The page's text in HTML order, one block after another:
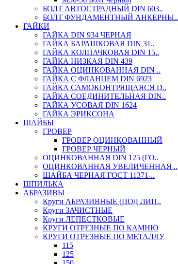
БОЛТ АВТОСТРАДНЫЙ DIN 603..
БОЛТ ФУНДАМЕНТНЫЙ АНКЕРНЫ..
ГАЙКИ
ГАЙКА DIN 934 ЧЕРНАЯ
ГАЙКА БАРАШКОВАЯ DIN 31..
ГАЙКА КОЛПАЧКОВАЯ DIN 15..
ГАЙКА НИЗКАЯ DIN 439
ГАЙКА ОЦИНКОВАННАЯ DIN ..
ГАЙКА С ФЛАНЦЕМ DIN 6923
ГАЙКА САМОКОНТРЯЩАЯСЯ D..
ГАЙКА СОЕДИНИТЕЛЬНАЯ DIN..
ГАЙКА УСОВАЯ DIN 1624
ГАЙКА ЭРИКСОНА
ШАЙБЫ
ГРОВЕР
ГРОВЕР ОЦИНКОВАННЫЙ
ГРОВЕР ЧЕРНЫЙ
ОЦИНКОВАННАЯ DIN 125 (ГО..
ОЦИНКОВАННАЯ УВЕЛИЧЕННАЯ ..
ШАЙБА ЧЕРНАЯ ГОСТ 11371-..
ШПИЛЬКА
АБРАЗИВЫ
Круги АБРАЗИВНЫЕ (ПОД ЛИП..
Круги ЗАЧИСТНЫЕ
Круги ЛЕПЕСТКОВЫЕ
КРУГИ ОТРЕЗНЫЕ ПО КАМНЮ
КРУГИ ОТРЕЗНЫЕ ПО МЕТАЛЛУ
115
125